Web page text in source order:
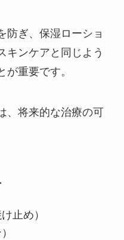
防ぎ、保湿ローショ
キンケアと同じよう
重要です。
、将来的な治療の可
止め）